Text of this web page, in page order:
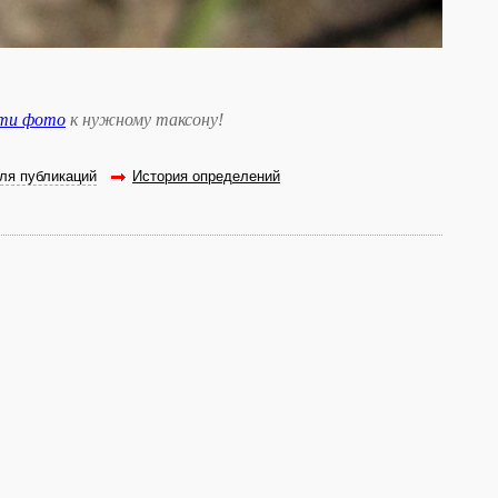
фото к нужному таксону!
публикаций История определений